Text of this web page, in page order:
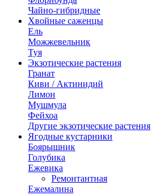
Чайно-гибридные
Хвойные саженцы
Ель
Можжевельник
Туя
Экзотические растения
Гранат
Киви / Актинидий
Лимон
Мушмула
Фейхоа
Другие экзотические растения
Ягодные кустарники
Боярышник
Голубика
Ежевика
Ремонтантная
Ежемалина